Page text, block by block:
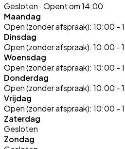
Gesloten · Opent om 14:00
Maandag
Open (zonder afspraak): 10:00 -
Dinsdag
Open (zonder afspraak): 10:00 -
Woensdag
Open (zonder afspraak): 10:00 -
Donderdag
Open (zonder afspraak): 10:00 -
Vrijdag
Open (zonder afspraak): 10:00 -
Zaterdag
Gesloten
Zondag